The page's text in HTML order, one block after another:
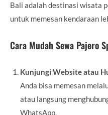
Bali adalah destinasi wisata
untuk memesan kendaraan
Cara Mudah Sewa Pajero
Kunjungi Website atau
Anda bisa memesan
atau langsung
WhatsApp.